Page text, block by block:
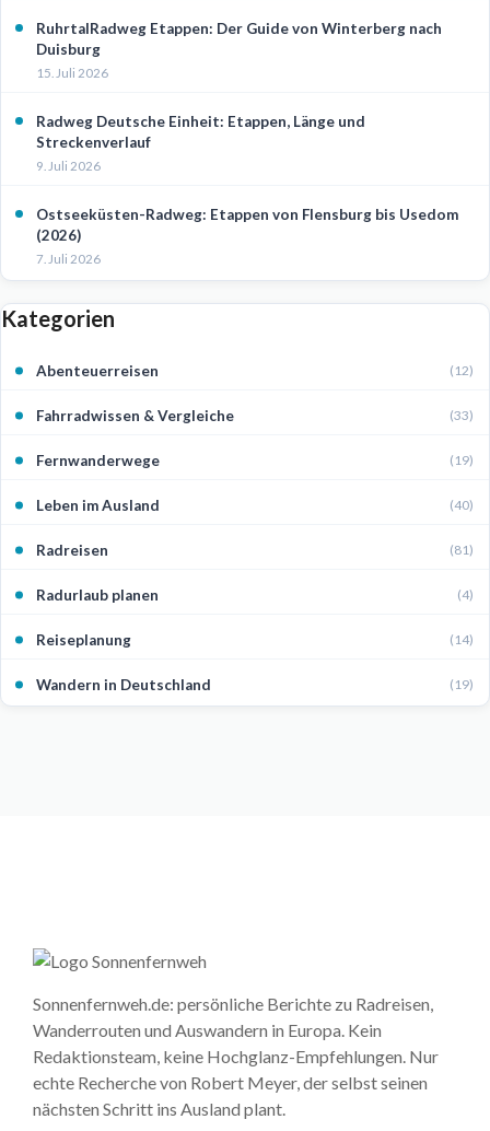
RuhrtalRadweg Etappen: Der Guide von Winterberg nach
Duisburg
15. Juli 2026
Radweg Deutsche Einheit: Etappen, Länge und
Streckenverlauf
9. Juli 2026
Ostseeküsten-Radweg: Etappen von Flensburg bis Usedom
(2026)
7. Juli 2026
Kategorien
Abenteuerreisen (12)
Fahrradwissen & Vergleiche (33)
Fernwanderwege (19)
Leben im Ausland (40)
Radreisen (81)
Radurlaub planen (4)
Reiseplanung (14)
Wandern in Deutschland (19)
Sonnenfernweh.de: persönliche Berichte zu Radreisen,
Wanderrouten und Auswandern in Europa. Kein
Redaktionsteam, keine Hochglanz-Empfehlungen. Nur
echte Recherche von Robert Meyer, der selbst seinen
nächsten Schritt ins Ausland plant.